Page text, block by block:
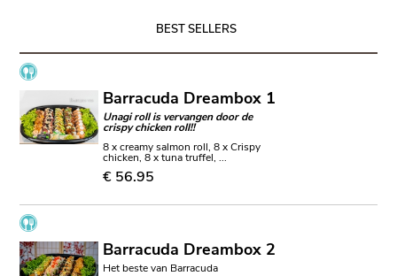
BEST SELLERS
Barracuda Dreambox 1
Unagi roll is vervangen door de
crispy chicken roll!!
8 x creamy salmon roll, 8 x Crispy
chicken, 8 x tuna truffel, ...
€ 56.95
Barracuda Dreambox 2
Het beste van Barracuda